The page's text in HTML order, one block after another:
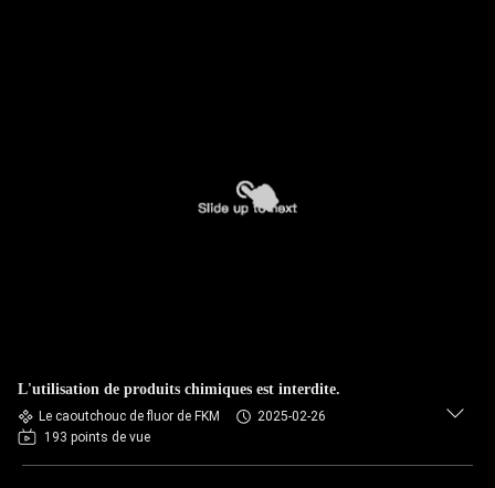
L'utilisation de produits chimiques est interdite.
Le caoutchouc de fluor de FKM
2025-02-26
193 points de vue